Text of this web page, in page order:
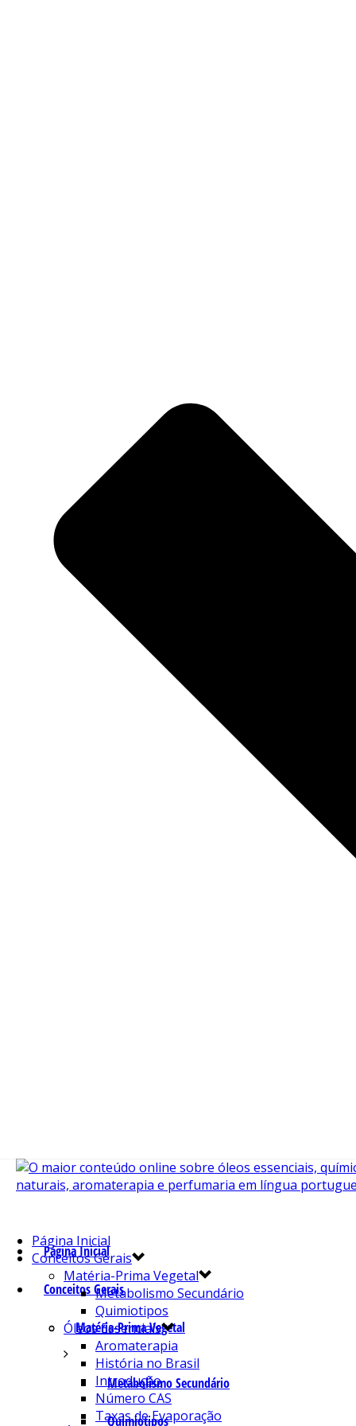
Página Inicial
Conceitos Gerais
Matéria-Prima Vegetal
Metabolismo Secundário
Quimiotipos
Página Inicial
Conceitos Gerais
Matéria-Prima Vegetal
Metabolismo Secundário
Quimiotipos
Óleos Essenciais
Aromaterapia
História no Brasil
Introdução
Número CAS
Taxas de Evaporação